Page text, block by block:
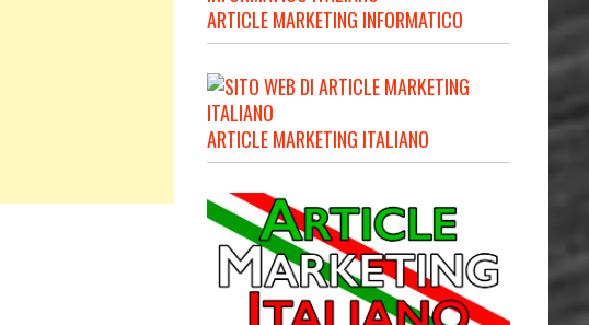
ARTICLE MARKETING INFORMATICO
ARTICLE MARKETING ITALIANO